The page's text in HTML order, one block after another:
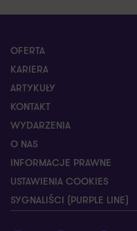
OFERTA
KARIERA
ARTYKUŁY
KONTAKT
WYDARZENIA
O NAS
INFORMACJE PRAWNE
USTAWIENIA COOKIES
SYGNALIŚCI (PURPLE LINE)